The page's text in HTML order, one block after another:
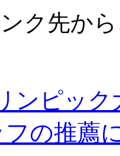
ク先か
ンピッ
の推薦